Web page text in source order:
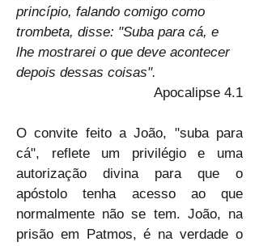
princípio, falando comigo como
trombeta, disse: "Suba para cá, e
lhe mostrarei o que deve acontecer
depois dessas coisas".
Apocalipse 4.1
O convite feito a João, "suba para
cá", reflete um privilégio e uma
autorização divina para que o
apóstolo tenha acesso ao que
normalmente não se tem. João, na
prisão em Patmos, é na verdade o